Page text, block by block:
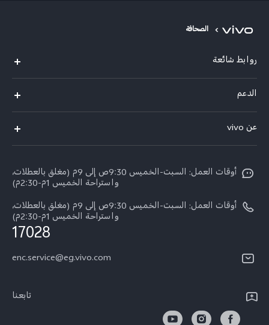
الصحافة
روابط شائعة
X300 FE
X300 Ultra
Y11d
V70 FE
Y31d
الدعم
Funtouch OS
مراكز الصيانة
أسعار قطع الغيار
إجراء حجز للإصلاح
خدمة التوصيل للإصلاح
الاستعلام عن مستوى تقدم الإصلاح
عن vivo
الأخبار
ARABIC/العربية:
مركز الخصوصية لدى vivo
أوقات العمل: السبت-الخميس 9:30ص إلى 9م (مغلق بالعطلات،
واستراحة الخميس 1م-2:30م)
أوقات العمل: السبت-الخميس 9:30ص إلى 9م (مغلق بالعطلات،
واستراحة الخميس 1م-2:30م)
17028
enc.service@eg.vivo.com
تابعنا